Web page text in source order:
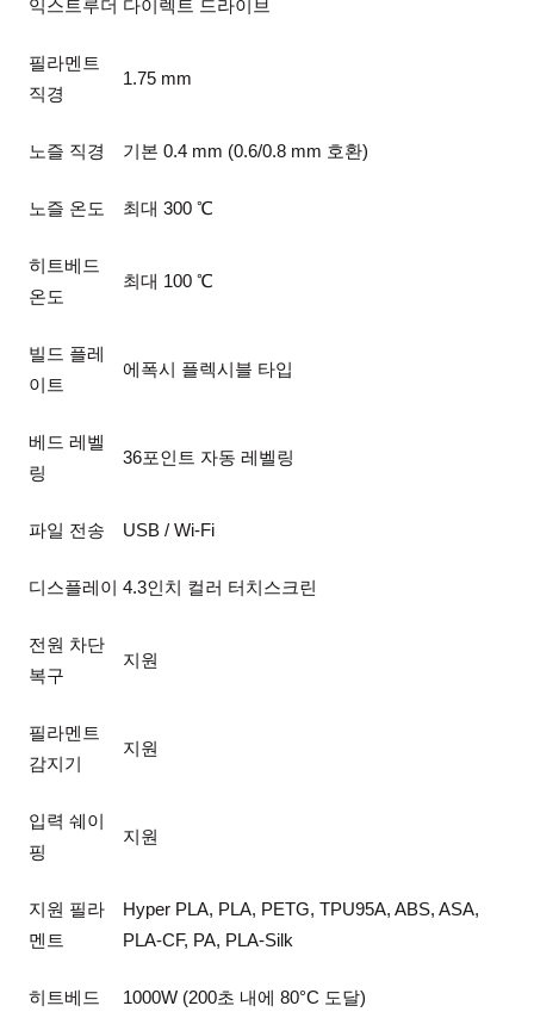
익스트루더 다이렉트 드라이브
필라멘트
직경
1.75 mm
노즐 직경 기본 0.4 mm (0.6/0.8 mm 호환)
노즐 온도 최대 300 ℃
히트베드
온도
최대 100 ℃
빌드 플레
이트
에폭시 플렉시블 타입
베드 레벨
링
36포인트 자동 레벨링
파일 전송 USB / Wi-Fi
디스플레이 4.3인치 컬러 터치스크린
전원 차단
복구
지원
필라멘트
감지기
지원
입력 쉐이
핑
지원
지원 필라
멘트
Hyper PLA, PLA, PETG, TPU95A, ABS, ASA,
PLA-CF, PA, PLA-Silk
히트베드 1000W (200초 내에 80°C 도달)